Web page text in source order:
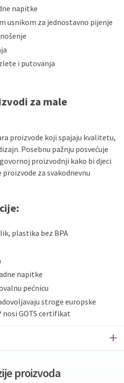
napitke
usnikom za jednostavno pijenje
i putovanja
za male
proizvode koji spajaju kvalitetu,
Posebnu pažnju posvećuje
proizvodnji kako bi djeci
za svakodnevnu
plastika bez BPA
napitke
pećnicu
stroge europske
nosi GOTS certifikat
proizvoda